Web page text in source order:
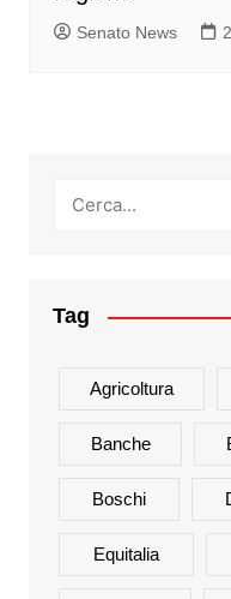
Senato News
Tag
Agricoltura
Banche
Boschi
Equitalia